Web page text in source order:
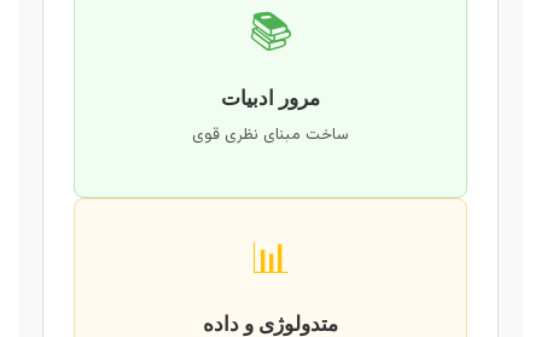
📚
مرور ادبیات
ساخت مبنای نظری قوی
📊
متدولوژی و داده